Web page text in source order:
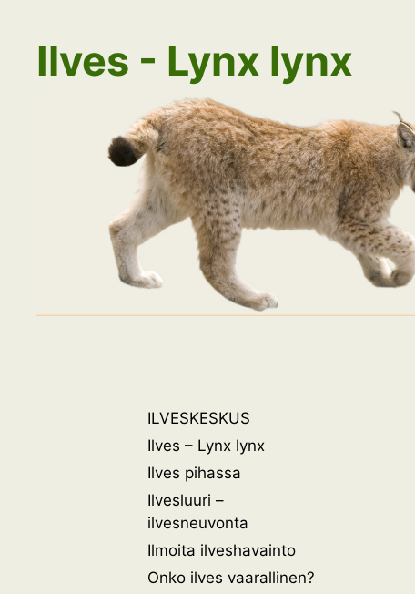
Ilves - Lynx lynx
ILVESKESKUS
Ilves – Lynx lynx
Ilves pihassa
Ilvesluuri –
ilvesneuvonta
Ilmoita ilveshavainto
Onko ilves vaarallinen?